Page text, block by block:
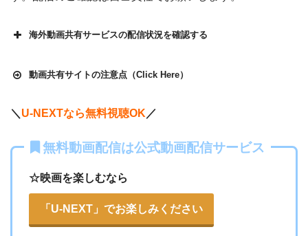
海外動画共有サービスの配信状況を確認する
各動画共有サイトを実際に確認する
▶︎Openload(アクセスブロック中）
動画共有サイトの注意点（Click Here）
イトで配信されている動画は、著作権法や象徴権を侵害して
いる恐れがあります。
＼ U-NEXTなら無料視聴OK ／
無料動画配信は公式動画配信サービス
☆映画を楽しむなら
「U-NEXT」でお楽しみください